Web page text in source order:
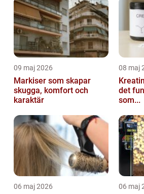
09 maj 2026
Markiser som skapar
skugga, komfort och
karaktär
08 maj
det
som...
06 maj 2026 06 maj